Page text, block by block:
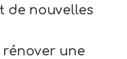
de nouvelles
une